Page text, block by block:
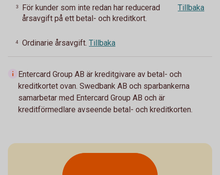
3
För kunder som inte redan har reducerad
årsavgift på ett betal- och kreditkort.
Tillbaka
4 Ordinarie årsavgift. Tillbaka
Entercard Group AB är kreditgivare av betal- och
kreditkortet ovan. Swedbank AB och sparbankerna
samarbetar med Entercard Group AB och är
kreditförmedlare avseende betal- och kreditkorten.